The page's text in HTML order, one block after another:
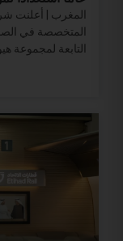
المغرب | أعلنت
المتخصصة في
التابعة لمجموعة